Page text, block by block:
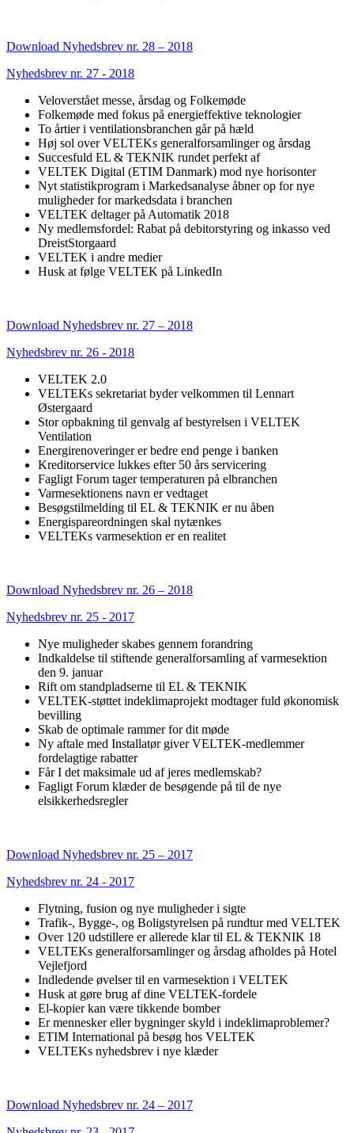
Download Nyhedsbrev nr. 28 – 2018
Nyhedsbrev nr. 27 - 2018
Veloverstået messe, årsdag og Folkemøde
Folkemøde med fokus på energieffektive teknologier
To årtier i ventilationsbranchen går på hæld
Høj sol over VELTEKs generalforsamlinger og årsdag
Succesfuld EL & TEKNIK rundet perfekt af
VELTEK Digital (ETIM Danmark) mod nye horisonter
Nyt statistikprogram i Markedsanalyse åbner op for nye
muligheder for markedsdata i branchen
VELTEK deltager på Automatik 2018
Ny medlemsfordel: Rabat på debitorstyring og inkasso ved
DreistStorgaard
VELTEK i andre medier
Husk at følge VELTEK på LinkedIn
Download Nyhedsbrev nr. 27 – 2018
Nyhedsbrev nr. 26 - 2018
VELTEK 2.0
VELTEKs sekretariat byder velkommen til Lennart
Østergaard
Stor opbakning til genvalg af bestyrelsen i VELTEK
Ventilation
Energirenoveringer er bedre end penge i banken
Kreditorservice lukkes efter 50 års servicering
Fagligt Forum tager temperaturen på elbranchen
Varmesektionens navn er vedtaget
Besøgstilmelding til EL & TEKNIK er nu åben
Energispareordningen skal nytænkes
VELTEKs varmesektion er en realitet
Download Nyhedsbrev nr. 26 – 2018
Nyhedsbrev nr. 25 - 2017
Nye muligheder skabes gennem forandring
Indkaldelse til stiftende generalforsamling af varmesektion
den 9. januar
Rift om standpladserne til EL & TEKNIK
VELTEK-støttet indeklimaprojekt modtager fuld økonomisk
bevilling
Skab de optimale rammer for dit møde
Ny aftale med Installatør giver VELTEK-medlemmer
fordelagtige rabatter
Får I det maksimale ud af jeres medlemskab?
Fagligt Forum klæder de besøgende på til de nye
elsikkerhedsregler
Download Nyhedsbrev nr. 25 – 2017
Nyhedsbrev nr. 24 - 2017
Flytning, fusion og nye muligheder i sigte
Trafik-, Bygge-, og Boligstyrelsen på rundtur med VELTEK
Over 120 udstillere er allerede klar til EL & TEKNIK 18
VELTEKs generalforsamlinger og årsdag afholdes på Hotel
Vejlefjord
Indledende øvelser til en varmesektion i VELTEK
Husk at gøre brug af dine VELTEK-fordele
El-kopier kan være tikkende bomber
Er mennesker eller bygninger skyld i indeklimaproblemer?
ETIM International på besøg hos VELTEK
VELTEKs nyhedsbrev i nye klæder
Download Nyhedsbrev nr. 24 – 2017